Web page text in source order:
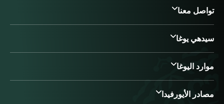
تواصل معنا
سيدهي يوغا
موارد اليوغا
مصادر الأيورفيدا